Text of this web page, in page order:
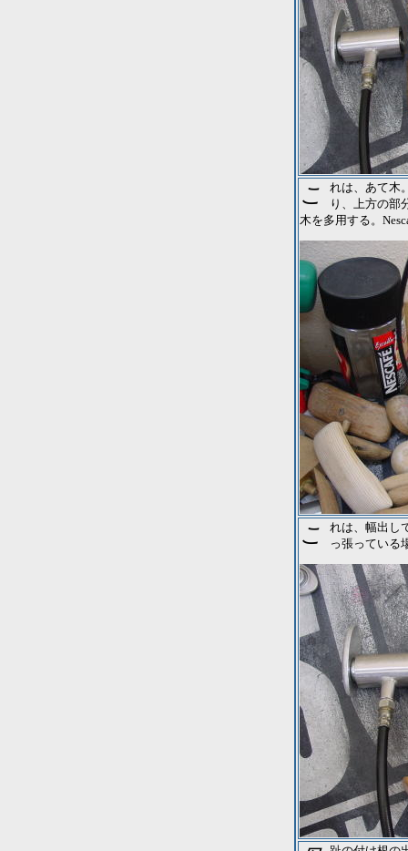
これは、あて木。油圧のピストンで横幅方向にシェルを押し出すと、当然木型がずれた
り、上方の部
木を多用する。
これは、幅出しではなく。小趾（足の小指の事ね。第五趾ともいう）の付け根の部分が出 っ張っている